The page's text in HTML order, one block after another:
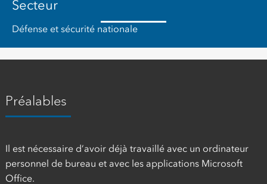
Secteur
Défense et sécurité nationale
Préalables
Il est nécessaire d’avoir déjà travaillé avec un ordinateur
personnel de bureau et avec les applications Microsoft
Office.